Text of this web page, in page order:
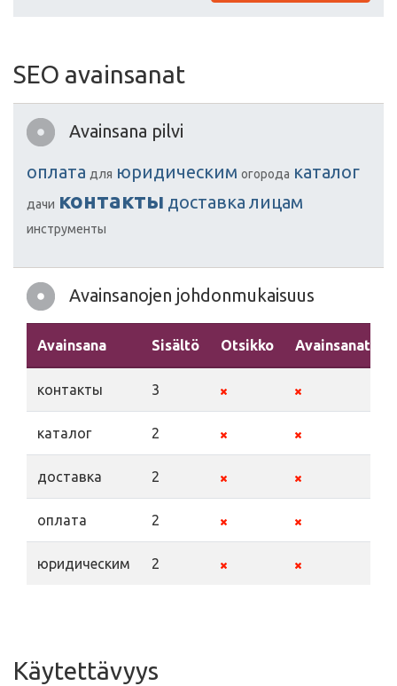
SEO avainsanat
Avainsana pilvi
оплата для юридическим огорода каталог
дачи контакты доставка лицам
инструменты
Avainsanojen johdonmukaisuus
Avainsana Sisältö Otsikko Avainsanat
контакты 3
каталог 2
доставка 2
оплата 2
юридическим 2
Käytettävyys